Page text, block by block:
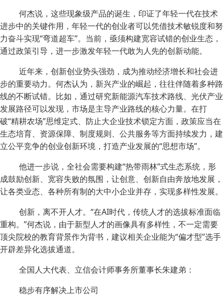
何杰说，这些现象级产品的诞生，印证了年轻一代在技术
进步中的关键作用，年轻一代的创业者可以凭借技术敏锐度和努
力奋斗实现“弯道超车”。当前，亟须构建宽容试错的创业生态，
通过政策引导，进一步激发年轻一代敢为人先的创新动能。
近年来，创新创业势头强劲，成为推动经济增长和社会进
步的重要动力。何杰认为，新兴产业的崛起，往往伴随着多种路
线的不断试错。比如，通过研究新能源汽车技术路线、光伏产业
发展路径可以发现，市场是主导产业路线的核心力量。在打
破“精耕农场”思维定式、防止大企业技术锁定方面，政策应当在
生态培育、资源保障、制度规则、公共服务等方面持续发力，建
立公平竞争的创业创新环境，打造产业发展的“思想市场”。
他进一步说，全社会需要构建“热带雨林”式生态系统，形
成鼓励创新、宽容失败的氛围，让创意、创新自由奔放地发展，
让各类业态、各种所有制的大中小企业并存，实现多样性发展。
创新，离不开人才。“在AI时代，传统人才的选拔标准面临
重构。”何杰说，由于新型人才的画像具有多样性，不一定需要
顶尖院校的教育背景作为背书，建议相关企业能为“偏才型”选手
开辟差异化选拔通道。
全国人大代表、立信会计师事务所董事长朱建弟：
稳步有序解决上市公司